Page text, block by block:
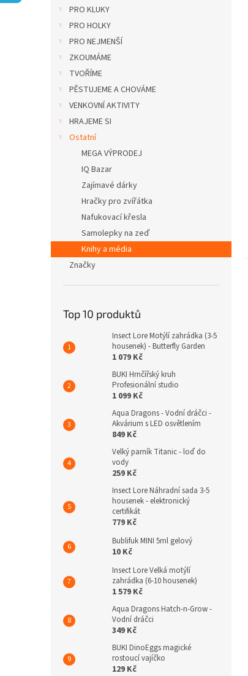
PRO KLUKY
PRO HOLKY
PRO NEJMENŠÍ
ZKOUMÁME
TVOŘÍME
PĚSTUJEME A CHOVÁME
VENKOVNÍ AKTIVITY
HRAJEME SI
Ostatní
MEGA VÝPRODEJ
IQ Bazar
Zajímavé dárky
Hračky pro zvířátka
Nafukovací křesla
Samolepky na zeď
Knihy a média
Značky
Top 10 produktů
Insect Lore Motýlí zahrádka (3-5
housenek) - Butterfly Garden
1 079 Kč
BUKI Hrnčířský kruh
Profesionální studio
1 099 Kč
Aqua Dragons - Vodní dráčci -
Akvárium s LED osvětlením
849 Kč
Velký parník Titanic - loď do
vody
259 Kč
Insect Lore Náhradní sada 3-5
housenek - elektronický
certifikát
779 Kč
Bublifuk MINI 5ml gelový
10 Kč
Insect Lore Velká motýlí
zahrádka (6-10 housenek)
1 579 Kč
Aqua Dragons Hatch-n-Grow -
Vodní dráčci
349 Kč
BUKI DinoEggs magické
rostoucí vajíčko
129 Kč